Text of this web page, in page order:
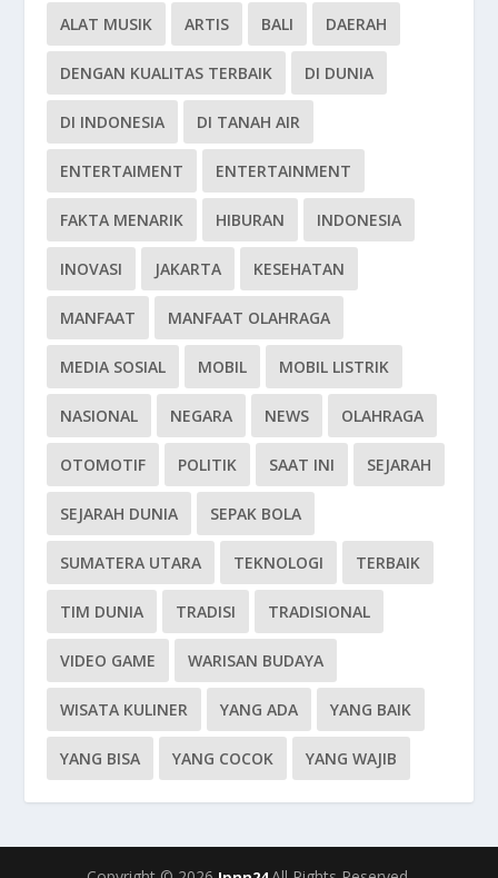
ALAT MUSIK ARTIS BALI DAERAH
DENGAN KUALITAS TERBAIK DI DUNIA
DI INDONESIA DI TANAH AIR
ENTERTAIMENT ENTERTAINMENT
FAKTA MENARIK HIBURAN INDONESIA
INOVASI JAKARTA KESEHATAN
MANFAAT MANFAAT OLAHRAGA
MEDIA SOSIAL MOBIL MOBIL LISTRIK
NASIONAL NEGARA NEWS OLAHRAGA
OTOMOTIF POLITIK SAAT INI SEJARAH
SEJARAH DUNIA SEPAK BOLA
SUMATERA UTARA TEKNOLOGI TERBAIK
TIM DUNIA TRADISI TRADISIONAL
VIDEO GAME WARISAN BUDAYA
WISATA KULINER YANG ADA YANG BAIK
YANG BISA YANG COCOK YANG WAJIB